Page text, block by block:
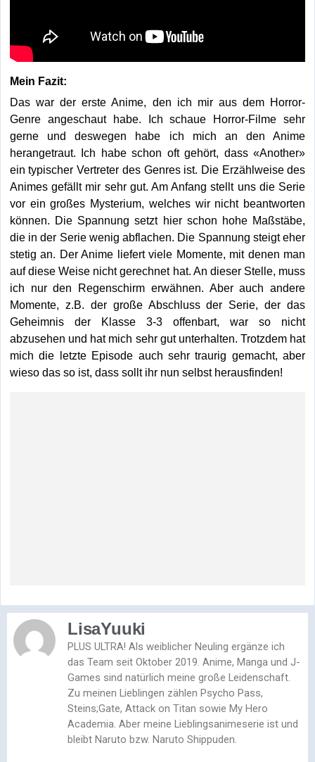
Mein Fazit:
Das war der erste Anime, den ich mir aus dem Horror-
Genre angeschaut habe. Ich schaue Horror-Filme sehr
gerne und deswegen habe ich mich an den Anime
herangetraut. Ich habe schon oft gehört, dass «Another»
ein typischer Vertreter des Genres ist. Die Erzählweise des
Animes gefällt mir sehr gut. Am Anfang stellt uns die Serie
vor ein großes Mysterium, welches wir nicht beantworten
können. Die Spannung setzt hier schon hohe Maßstäbe,
die in der Serie wenig abflachen. Die Spannung steigt eher
stetig an. Der Anime liefert viele Momente, mit denen man
auf diese Weise nicht gerechnet hat. An dieser Stelle, muss
ich nur den Regenschirm erwähnen. Aber auch andere
Momente, z.B. der große Abschluss der Serie, der das
Geheimnis der Klasse 3-3 offenbart, war so nicht
abzusehen und hat mich sehr gut unterhalten. Trotzdem hat
mich die letzte Episode auch sehr traurig gemacht, aber
wieso das so ist, dass sollt ihr nun selbst herausfinden!
LisaYuuki
PLUS ULTRA! Als weiblicher Neuling ergänze ich
das Team seit Oktober 2019. Anime, Manga und J-
Games sind natürlich meine große Leidenschaft.
Zu meinen Lieblingen zählen Psycho Pass,
Steins;Gate, Attack on Titan sowie My Hero
Academia. Aber meine Lieblingsanimeserie ist und
bleibt Naruto bzw. Naruto Shippuden.